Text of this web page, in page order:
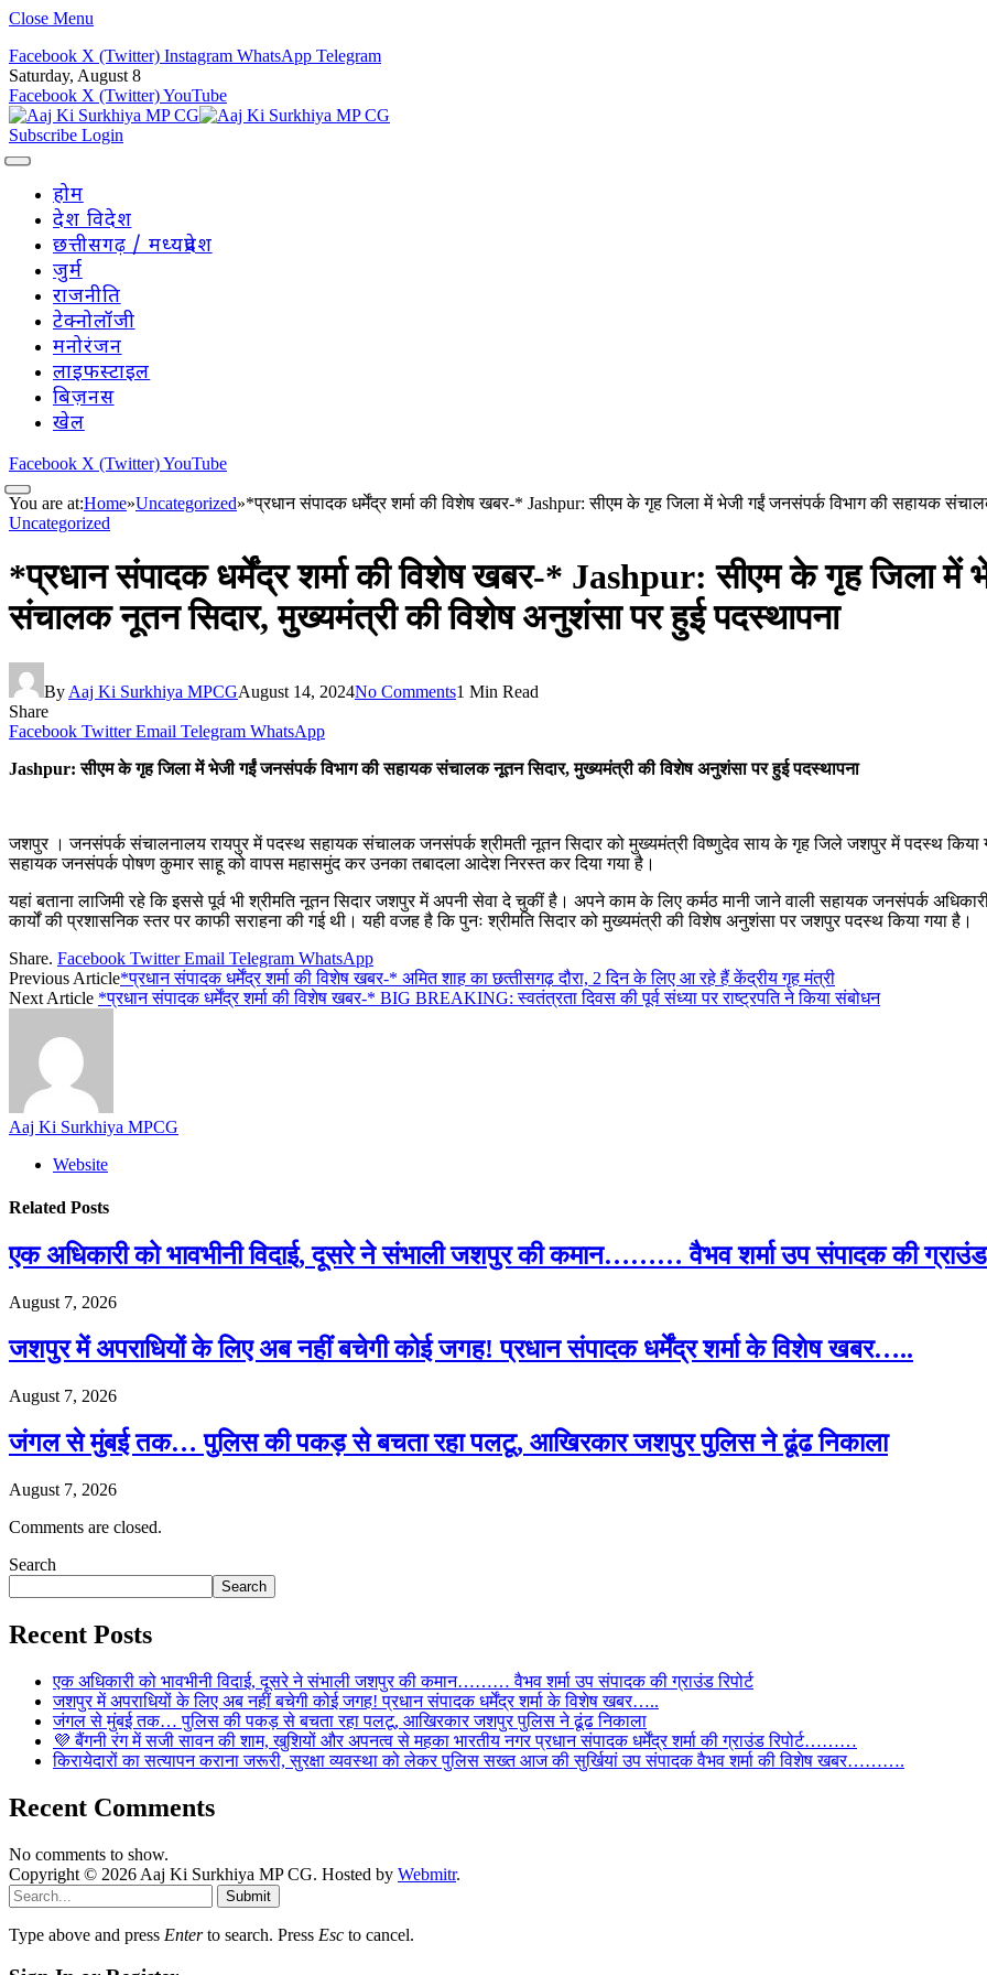
Close Menu
Facebook X (Twitter) Instagram WhatsApp Telegram
Saturday, August 8
Facebook X (Twitter)YouTube
Subscribe Login
होम
देश विदेश
छत्तीसगढ़ / मध्यप्रदेश
जुर्म
राजनीति
टेक्नोलॉजी
मनोरंजन
लाइफस्टाइल
बिज़नस
खेल
Facebook X (Twitter)YouTube
You are at:Home»Uncategorized»*प्रधान संपादक धर्मेंद्र शर्मा की विशेष खबर-* Jashpur: सीएम के गृह जिला में भेजी गईं जनसंपर्क विभाग की सहायक
Uncategorized
*प्रधान संपादक धर्मेंद्र शर्मा की विशेष खबर-* Jashpur: सीएम के गृह जिला में
संचालक नूतन सिदार, मुख्यमंत्री की विशेष अनुशंसा पर हुई पदस्थापना
By Aaj Ki Surkhiya MPCGAugust 14, 2024No Comments1 Min Read
Share
Facebook Twitter Email Telegram WhatsApp
Jashpur: सीएम के गृह जिला में भेजी गईं जनसंपर्क विभाग की सहायक संचालक नूतन सिदार, मुख्यमंत्री की विशेष अनुशंसा पर हुई पदस्थापना
जशपुर । जनसंपर्क संचालनालय रायपुर में पदस्थ सहायक संचालक जनसंपर्क श्रीमती नूतन सिदार को मुख्यमंत्री विष्णुदेव साय के गृह जिले जशपुर में पदस्थ किया
सहायक जनसंपर्क पोषण कुमार साहू को वापस महासमुंद कर उनका तबादला आदेश निरस्त कर दिया गया है।
यहां बताना लाजिमी रहे कि इससे पूर्व भी श्रीमति नूतन सिदार जशपुर में अपनी सेवा दे चुकीं है। अपने काम के लिए कर्मठ मानी जाने वाली सहायक जनसंपर्क
कार्यों की प्रशासनिक स्तर पर काफी सराहना की गई थी। यही वजह है कि पुनः श्रीमति सिदार को मुख्यमंत्री की विशेष अनुशंसा पर जशपुर पदस्थ किया गया है।
Share. Facebook Twitter Email Telegram WhatsApp
Previous Article*प्रधान संपादक धर्मेंद्र शर्मा की विशेष खबर-* अमित शाह का छत्‍तीसगढ़ दौरा, 2 दिन के लिए आ रहे हैं केंद्रीय गृह मंत्री
Next Article *प्रधान संपादक धर्मेंद्र शर्मा की विशेष खबर-* BIG BREAKING: स्वतंत्रता दिवस की पूर्व संध्या पर राष्ट्रपति ने किया संबोधन
Aaj Ki Surkhiya MPCG
Website
Related Posts
एक अधिकारी को भावभीनी विदाई, दूसरे ने संभाली जशपुर की कमान……… वैभव शर्मा उप संपादक की ग्राउंड
August 7, 2026
जशपुर में अपराधियों के लिए अब नहीं बचेगी कोई जगह! प्रधान संपादक धर्मेंद्र शर्मा के विशेष खबर…..
August 7, 2026
जंगल से मुंबई तक… पुलिस की पकड़ से बचता रहा पलटू, आखिरकार जशपुर पुलिस ने ढूंढ निकाला
August 7, 2026
Comments are closed.
Search
Search
Recent Posts
एक अधिकारी को भावभीनी विदाई, दूसरे ने संभाली जशपुर की कमान……… वैभव शर्मा उप संपादक की ग्राउंड रिपोर्ट
जशपुर में अपराधियों के लिए अब नहीं बचेगी कोई जगह! प्रधान संपादक धर्मेंद्र शर्मा के विशेष खबर…..
जंगल से मुंबई तक… पुलिस की पकड़ से बचता रहा पलटू, आखिरकार जशपुर पुलिस ने ढूंढ निकाला
💜 बैंगनी रंग में सजी सावन की शाम, खुशियों और अपनत्व से महका भारतीय नगर प्रधान संपादक धर्मेंद्र शर्मा की ग्राउंड रिपोर्ट………
किरायेदारों का सत्यापन कराना जरूरी, सुरक्षा व्यवस्था को लेकर पुलिस सख्त आज की सुर्खियां उप संपादक वैभव शर्मा की विशेष खबर……….
Recent Comments
No comments to show.
Copyright © 2026 Aaj Ki Surkhiya MP CG. Hosted by Webmitr.
Submit
Type above and press Enterto search. Press Esc to cancel.